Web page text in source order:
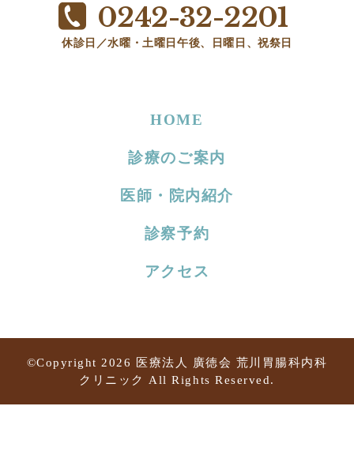
0242-32-2201
休診日／水曜・土曜日午後、日曜日、祝祭日
HOME
診療のご案内
医師・院内紹介
診察予約
アクセス
©Copyright 2026 医療法人 廣徳会 荒川胃腸科内科
クリニック
All Rights Reserved.